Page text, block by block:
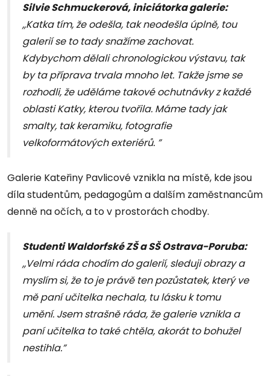
Silvie Schmuckerová, iniciátorka galerie:
,,Katka tím, že odešla, tak neodešla úplně, tou
galerií se to tady snažíme zachovat.
Kdybychom dělali chronologickou výstavu, tak
by ta příprava trvala mnoho let. Takže jsme se
rozhodli, že uděláme takové ochutnávky z každé
oblasti Katky, kterou tvořila. Máme tady jak
smalty, tak keramiku, fotografie
velkoformátových exteriérů. ”
Galerie Kateřiny Pavlicové vznikla na místě, kde jsou
díla studentům, pedagogům a dalším zaměstnancům
denně na očích, a to v prostorách chodby.
Studenti Waldorfské ZŠ a SŠ Ostrava-Poruba:
,,Velmi ráda chodím do galerií, sleduji obrazy a
myslím si, že to je právě ten pozůstatek, který ve
mě paní učitelka nechala, tu lásku k tomu
umění. Jsem strašně ráda, že galerie vznikla a
paní učitelka to také chtěla, akorát to bohužel
nestihla.”